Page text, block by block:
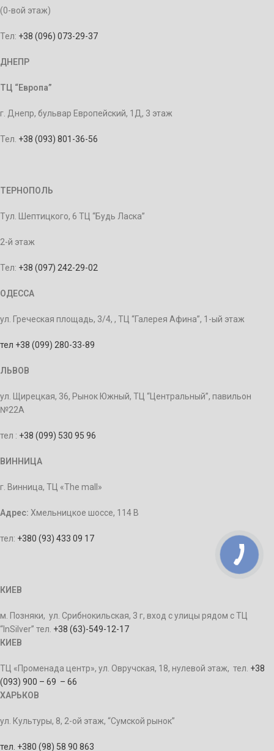
(0-вой этаж)
Тел: +38 (096) 073-29-37
ДНЕПР
ТЦ “Европа”
г. Днепр, бульвар Европейский, 1Д, 3 этаж
Тел. +38 (093) 801-36-56
ТЕРНОПОЛЬ
Тул. Шептицкого, 6 ТЦ “Будь Ласка”
2-й этаж
Тел: +38 (097) 242-29-02
ОДЕССА
ул. Греческая площадь, 3/4, , ТЦ “Галерея Афина”, 1-ый этаж
тел +38 (099) 280-33-89
ЛЬВОВ
ул. Щирецкая, 36, Рынок Южный, ТЦ “Центральный”, павильон
№22А
тел : +38 (099) 530 95 96
ВИННИЦА
г. Винница, ТЦ «The mall»
Адрес: Хмельницкое шоссе, 114 В
тел: +380 (93) 433 09 17
КИЕВ
м. Позняки, ул. Срибнокильская, 3 г, вход с улицы рядом с ТЦ
“InSilver” тел. +38 (63)-549-12-17
КИЕВ
ТЦ «Променада центр», ул. Овручская, 18, нулевой этаж, тел. +38
(093) 900 – 69 – 66
ХАРЬКОВ
ул. Культуры, 8, 2-ой этаж, “Сумской рынок”
тел. +380 (98) 58 90 863